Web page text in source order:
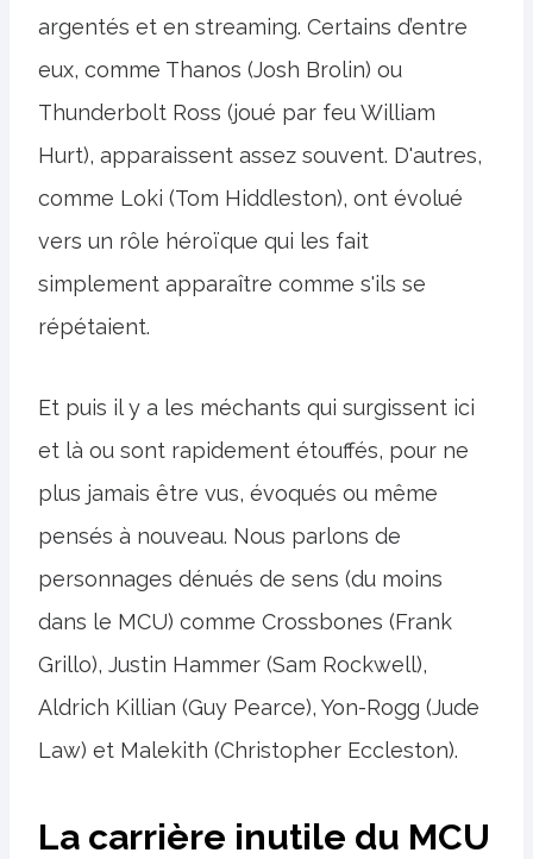
argentés et en streaming. Certains d’entre
eux, comme Thanos (Josh Brolin) ou
Thunderbolt Ross (joué par feu William
Hurt), apparaissent assez souvent. D'autres,
comme Loki (Tom Hiddleston), ont évolué
vers un rôle héroïque qui les fait
simplement apparaître comme s'ils se
répétaient.
Et puis il y a les méchants qui surgissent ici
et là ou sont rapidement étouffés, pour ne
plus jamais être vus, évoqués ou même
pensés à nouveau. Nous parlons de
personnages dénués de sens (du moins
dans le MCU) comme Crossbones (Frank
Grillo), Justin Hammer (Sam Rockwell),
Aldrich Killian (Guy Pearce), Yon-Rogg (Jude
Law) et Malekith (Christopher Eccleston).
La carrière inutile du MCU